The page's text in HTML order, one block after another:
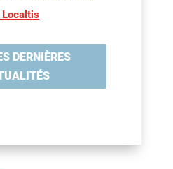
DERNIÈRES